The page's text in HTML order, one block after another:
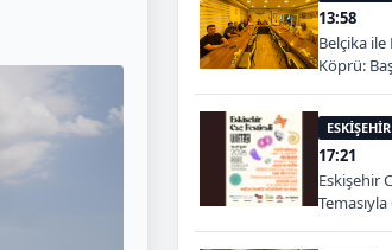
13:58
Belçika ile
Köprü:
ESKİŞEHİR
17:21
Eskişehir